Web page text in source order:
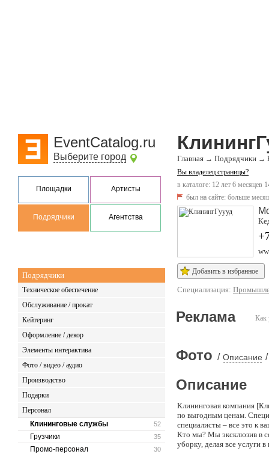
EventCatalog.ru
Выберите город
Площадки Артисты
Подрядчики Агентства
Подрядчики
Техническое обеспечение
Обслуживание / прокат
Кейтеринг
Оформление / декор
Элементы интерактива
Фото / видео / аудио
Производство
Подарки
Персонал
52
Клининговые службы
35
Грузчики
30
Промо-персонал
Главная → Подрядчики →
Вы владелец страницы?
в каталоге: 12 лет 6 месяцев
был на сайте: больше
Добавить в избранное
Специализация:
Как
Реклама
Фото / Описание /
Описание
Клининговая компания
по выгодным ценам.
специалисты – все это к
Кто мы? Мы эксклюзив в
уборку, делая все услуги